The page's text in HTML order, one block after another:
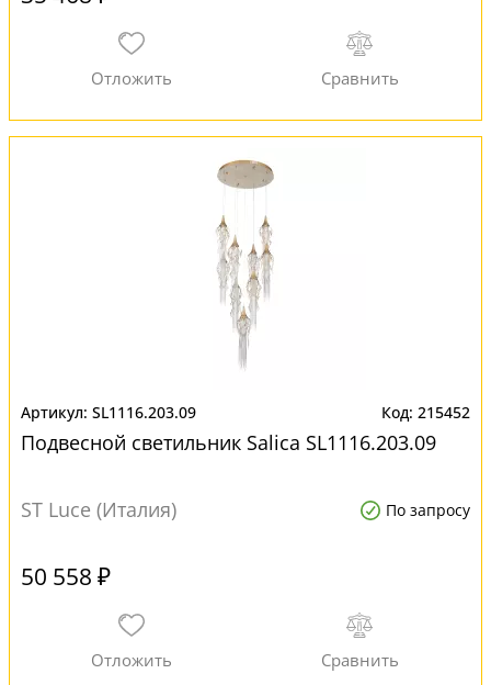
SL1116.203.09 215452
Подвесной светильник Salica SL1116.203.09
ST Luce (Италия) По запросу
50 558 ₽